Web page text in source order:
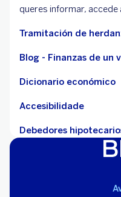
queres informar, accede
Tramitación de
Blog - Finanzas de un
Dicionario económico
Accesibilidade
Debedores